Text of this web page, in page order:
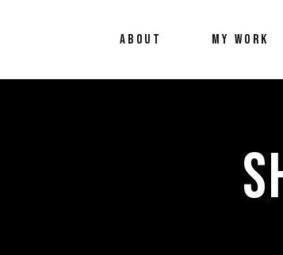
ABOUT MY WORK